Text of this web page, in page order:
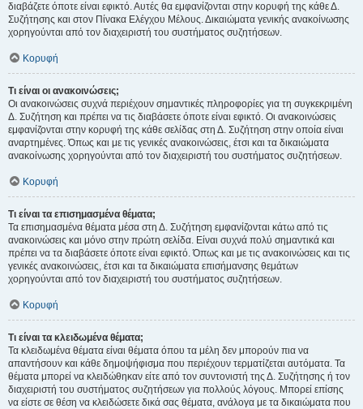
διαβάζετε όποτε είναι εφικτό. Αυτές θα εμφανίζονται στην κορυφή της κάθε Δ.
Συζήτησης και στον Πίνακα Ελέγχου Μέλους. Δικαιώματα γενικής ανακοίνωσης
χορηγούνται από τον διαχειριστή του συστήματος συζητήσεων.
Κορυφή
Τι είναι οι ανακοινώσεις;
Οι ανακοινώσεις συχνά περιέχουν σημαντικές πληροφορίες για τη συγκεκριμένη
Δ. Συζήτηση και πρέπει να τις διαβάσετε όποτε είναι εφικτό. Οι ανακοινώσεις
εμφανίζονται στην κορυφή της κάθε σελίδας στη Δ. Συζήτηση στην οποία είναι
αναρτημένες. Όπως και με τις γενικές ανακοινώσεις, έτσι και τα δικαιώματα
ανακοίνωσης χορηγούνται από τον διαχειριστή του συστήματος συζητήσεων.
Κορυφή
Τι είναι τα επισημασμένα θέματα;
Τα επισημασμένα θέματα μέσα στη Δ. Συζήτηση εμφανίζονται κάτω από τις
ανακοινώσεις και μόνο στην πρώτη σελίδα. Είναι συχνά πολύ σημαντικά και
πρέπει να τα διαβάσετε όποτε είναι εφικτό. Όπως και με τις ανακοινώσεις και τις
γενικές ανακοινώσεις, έτσι και τα δικαιώματα επισήμανσης θεμάτων
χορηγούνται από τον διαχειριστή του συστήματος συζητήσεων.
Κορυφή
Τι είναι τα κλειδωμένα θέματα;
Τα κλειδωμένα θέματα είναι θέματα όπου τα μέλη δεν μπορούν πια να
απαντήσουν και κάθε δημοψήφισμα που περιέχουν τερματίζεται αυτόματα. Τα
θέματα μπορεί να κλειδώθηκαν είτε από τον συντονιστή της Δ. Συζήτησης ή τον
διαχειριστή του συστήματος συζητήσεων για πολλούς λόγους. Μπορεί επίσης
να είστε σε θέση να κλειδώσετε δικά σας θέματα, ανάλογα με τα δικαιώματα που